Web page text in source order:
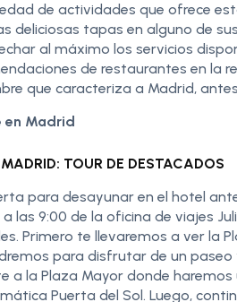
de actividades que ofrece
deliciosas tapas en alguno de
al máximo los servicios
de restaurantes en la
que caracteriza a Madrid,
en Madrid
TOUR DE DESTACADOS
para desayunar en el hotel
las 9:00 de la oficina de viajes
Primero te llevaremos a ver la
para disfrutar de un
a la Plaza Mayor donde
Puerta del Sol. Luego,